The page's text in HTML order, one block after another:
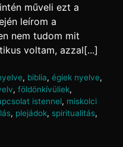
műveli ezt a
leírom a
nem tudom mit
voltam, azzal[...]
, biblia, égiek nyelve,
, földönkívüliek,
istennel, miskolci
, plejádok, spiritualitás,